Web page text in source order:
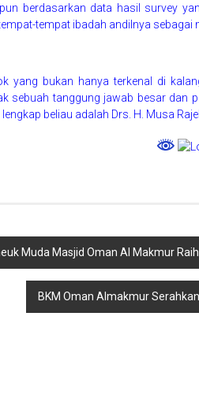
berdasarkan data hasil survey
tempat ibadah andilnya sebagai
yang bukan hanya terkenal di
sebuah tanggung jawab besar dan
beliau adalah Drs. H. Musa
Muda Masjid Oman Al Makmur
BKM Oman Almakmur